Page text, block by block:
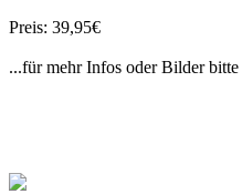
Preis: 39,95€
...für mehr Infos oder Bilder bitte